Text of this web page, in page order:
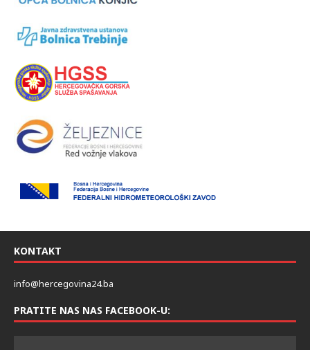
KONTAKT
info@hercegovina24.ba
PRATITE NAS NAS FACEBOOK-U: